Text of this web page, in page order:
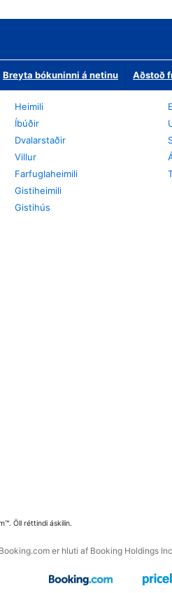
Breyta bókuninni á netinu Aðstoð
Heimili
Íbúðir
Dvalarstaðir
Villur
Farfuglaheimili
Gistiheimili
Gistihús
Öll réttindi áskilin.
Booking.com er hluti af Booking Holdings